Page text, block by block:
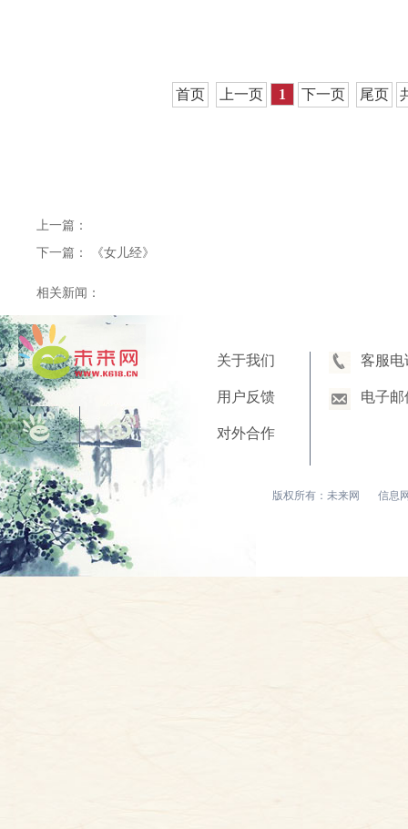
首页 上一页 1 下一页 尾页
上一篇：
下一篇：
《女儿经》
相关新闻：
关于我们
用户反馈
对外合作
客服电
电子邮
版权所有：未来网 信息